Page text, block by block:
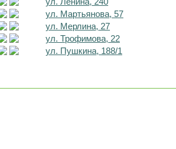
ул. Мартьянова, 57
ул. Мерлина, 27
ул. Трофимова, 22
ул. Пушкина, 188/1